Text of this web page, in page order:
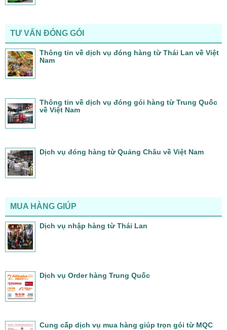
TƯ VẤN ĐÓNG GÓI
Thông tin về dịch vụ đóng hàng từ Thái Lan về Việt
Nam
Thông tin về dịch vụ đóng gói hàng từ Trung Quốc
về Việt Nam
Dịch vụ đóng hàng từ Quảng Châu về Việt Nam
MUA HÀNG GIÚP
Dịch vụ nhập hàng từ Thái Lan
Dịch vụ Order hàng Trung Quốc
Cung cấp dịch vụ mua hàng giúp trọn gói từ MQC